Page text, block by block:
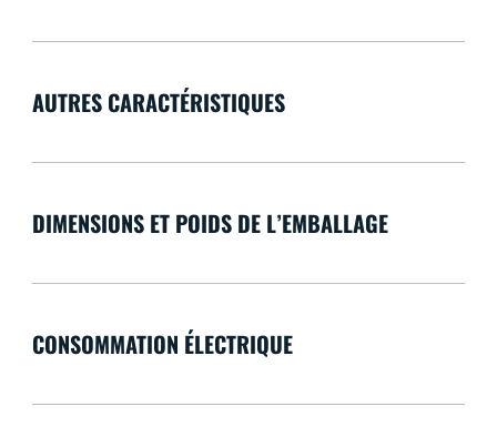
AUTRES CARACTÉRISTIQUES
DIMENSIONS ET POIDS DE L’EMBALLAGE
CONSOMMATION ÉLECTRIQUE